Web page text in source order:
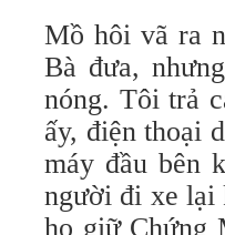
Mồ hôi vã ra
Bà đưa,
nóng. Tôi trả
ấy, điện thoại
máy đầu bên
người đi xe lại
họ giữ Chứng